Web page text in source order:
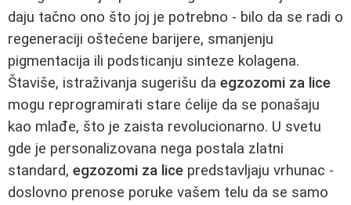
daju tačno ono što joj je potrebno - bilo da se radi o
regeneraciji oštećene barijere, smanjenju
pigmentacija ili podsticanju sinteze kolagena.
Štaviše, istraživanja sugerišu da egzozomi za lice
mogu reprogramirati stare ćelije da se ponašaju
kao mlađe, što je zaista revolucionarno. U svetu
gde je personalizovana nega postala zlatni
standard, egzozomi za lice predstavljaju vrhunac -
doslovno prenose poruke vašem telu da se samo